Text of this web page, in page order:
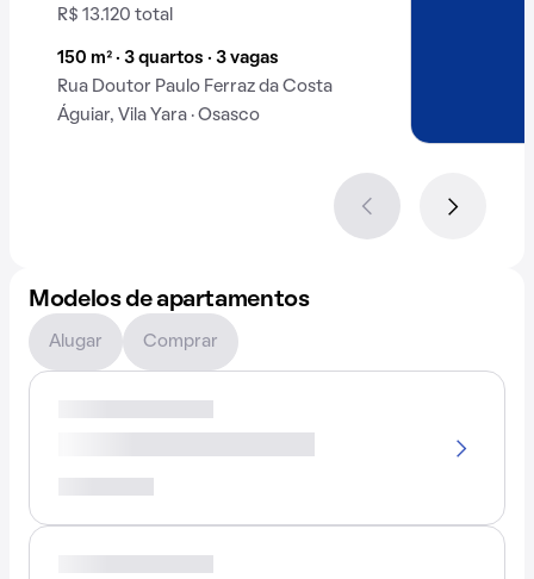
R$ 13.120 total
150 m² · 3 quartos · 3 vagas
Rua Doutor Paulo Ferraz da Costa
Águiar, Vila Yara · Osasco
Modelos de apartamentos
Alugar Comprar